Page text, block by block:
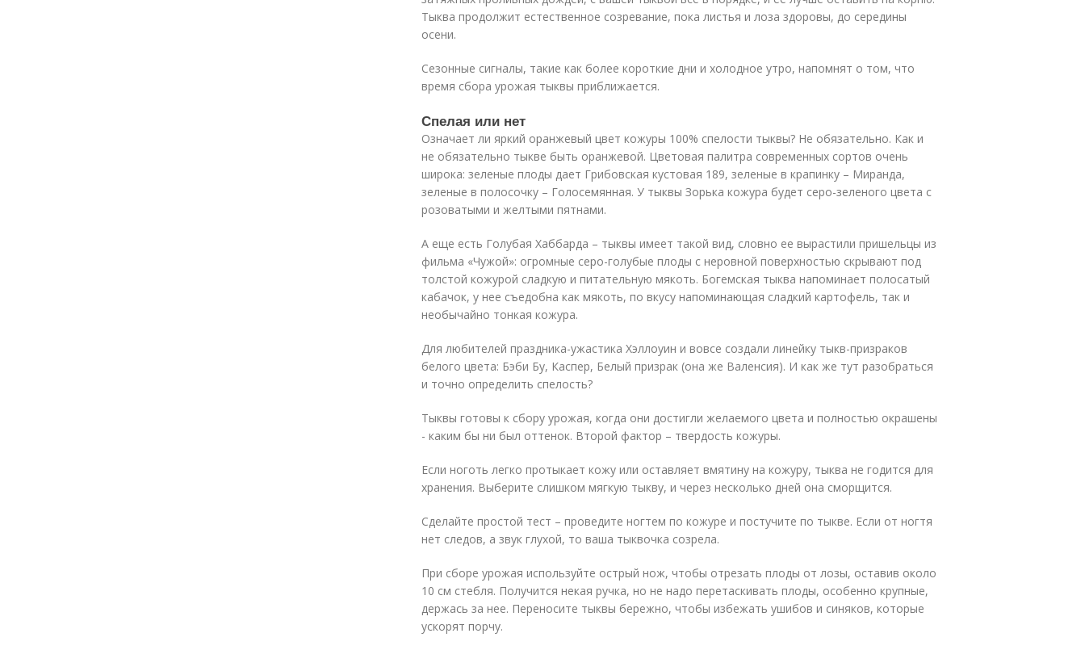
Тыква продолжит естественное созревание, пока листья и лоза здоровы, до середины
осени.
Сезонные сигналы, такие как более короткие дни и холодное утро, напомнят о том, что
время сбора урожая тыквы приближается.
Спелая или нет
Означает ли яркий оранжевый цвет кожуры 100% спелости тыквы? Не обязательно. Как и
не обязательно тыкве быть оранжевой. Цветовая палитра современных сортов очень
широка: зеленые плоды дает Грибовская кустовая 189, зеленые в крапинку – Миранда,
зеленые в полосочку – Голосемянная. У тыквы Зорька кожура будет серо-зеленого цвета с
розоватыми и желтыми пятнами.
А еще есть Голубая Хаббарда – тыквы имеет такой вид, словно ее вырастили пришельцы из
фильма «Чужой»: огромные серо-голубые плоды с неровной поверхностью скрывают под
толстой кожурой сладкую и питательную мякоть. Богемская тыква напоминает полосатый
кабачок, у нее съедобна как мякоть, по вкусу напоминающая сладкий картофель, так и
необычайно тонкая кожура.
Для любителей праздника-ужастика Хэллоуин и вовсе создали линейку тыкв-призраков
белого цвета: Бэби Бу, Каспер, Белый призрак (она же Валенсия). И как же тут разобраться
и точно определить спелость?
Тыквы готовы к сбору урожая, когда они достигли желаемого цвета и полностью окрашены
- каким бы ни был оттенок. Второй фактор – твердость кожуры.
Если ноготь легко протыкает кожу или оставляет вмятину на кожуру, тыква не годится для
хранения. Выберите слишком мягкую тыкву, и через несколько дней она сморщится.
Сделайте простой тест – проведите ногтем по кожуре и постучите по тыкве. Если от ногтя
нет следов, а звук глухой, то ваша тыквочка созрела.
При сборе урожая используйте острый нож, чтобы отрезать плоды от лозы, оставив около
10 см стебля. Получится некая ручка, но не надо перетаскивать плоды, особенно крупные,
держась за нее. Переносите тыквы бережно, чтобы избежать ушибов и синяков, которые
ускорят порчу.